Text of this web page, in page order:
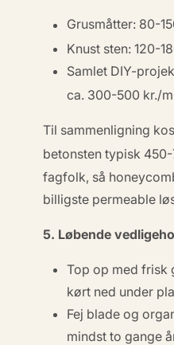
Grusmåtter: 80-
Knust sten: 120-
Samlet DIY-
ca. 300-500 kr./m
Til sammenligning
betonsten typisk
fagfolk, så
billigste permeable
5. Løbende
Top op med frisk
kørt ned under
Fej blade og
mindst to gange